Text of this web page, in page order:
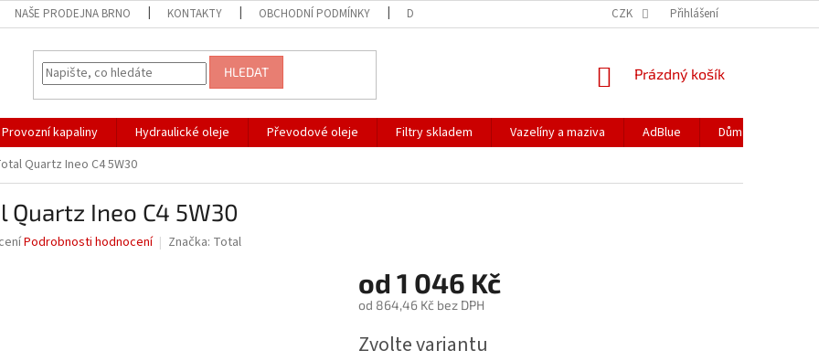
NAŠE PRODEJNA BRNO KONTAKTY OBCHODNÍ PODMÍNKY DOPRAVA PODMÍNKY OCHRANY OSOBNÍCH ÚDAJŮ
CZK Přihlášení
HLEDAT
NÁKUPNÍ
Prázdný košík
Provozní kapaliny Hydraulické oleje Převodové oleje Filtry skladem Vazelíny a maziva AdBlue
Dům a zahrada
Quartz Ineo C4 5W30
Quartz Ineo C4 5W30
Podrobnosti hodnocení Značka: Total
od 1 046 Kč
od 864,46 Kčbez DPH
cena:
Zvolte variantu